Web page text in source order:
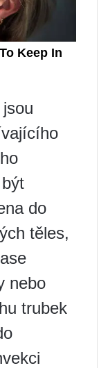
do
těles,
nebo
trubek